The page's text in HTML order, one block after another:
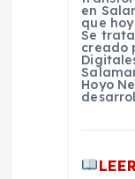
en
que
Se
creado
Hoyo